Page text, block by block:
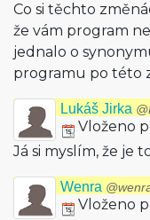
Co si těchto
že vám program
jednalo o
programu po této
Lukáš Jirka
Vloženo
Já si myslím, že je
Wenra
Vloženo